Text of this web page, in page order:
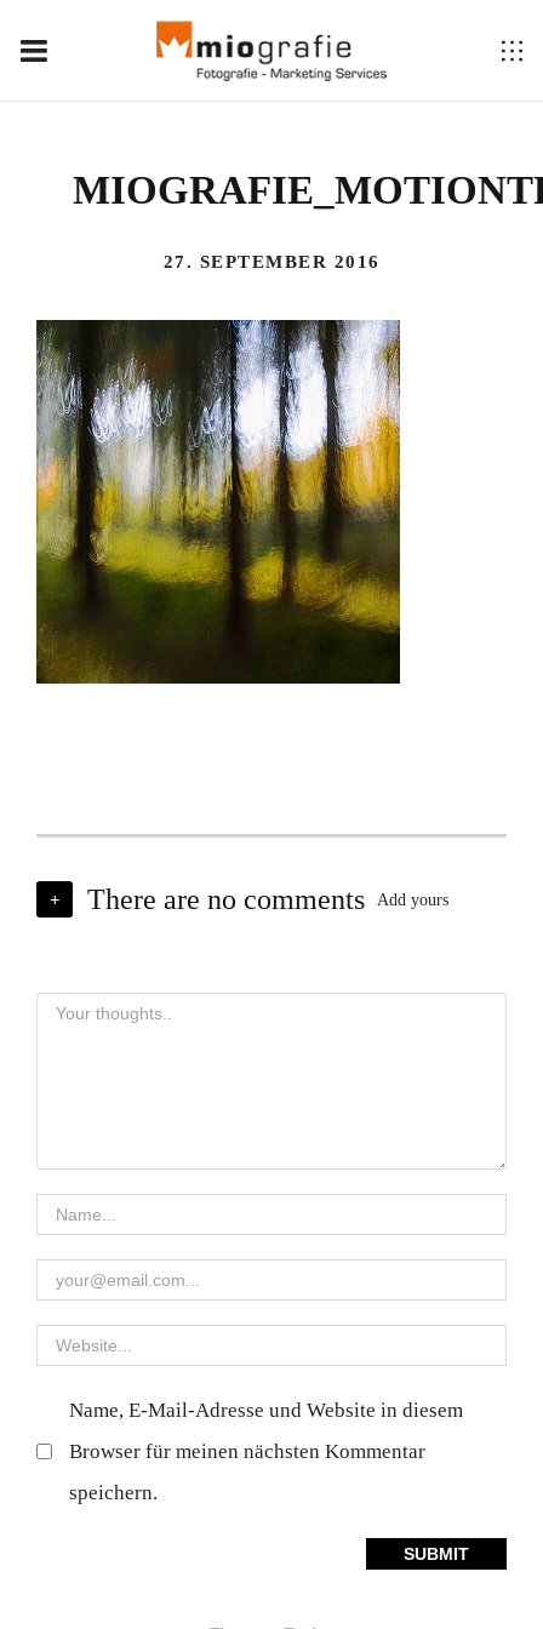
27. SEPTEMBER 2016
+ There are no comments Add yours
Name, E-Mail-Adresse und Website in diesem
Browser für meinen nächsten Kommentar
speichern.